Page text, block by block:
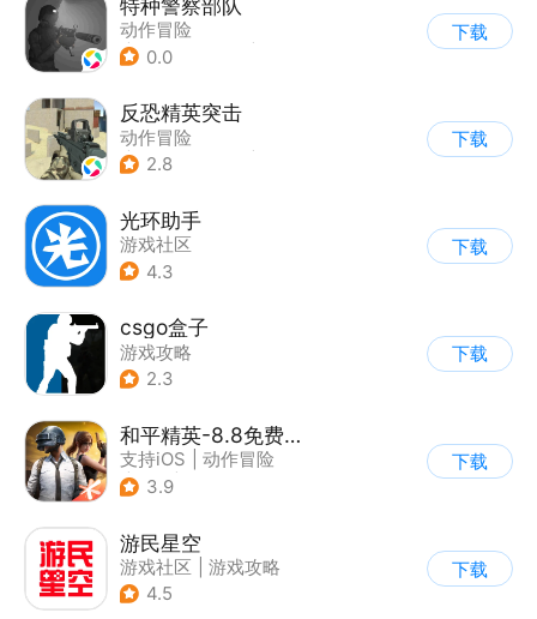
动作冒险
| 第一人称射击
0.0
下载
反恐精英突击
动作冒险
| 第一人称射击
2.8
下载
光环助手
游戏社区
4.3
下载
csgo盒子
游戏攻略
2.3
下载
和平精英-8.8免费领20连抽
支持iOS
动作冒险
| PvP
3.9
下载
游民星空
游戏社区
游戏攻略
4.5
下载